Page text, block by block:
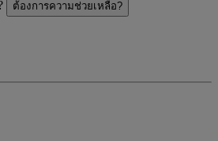
ต้องการความช่วยเหลือ?